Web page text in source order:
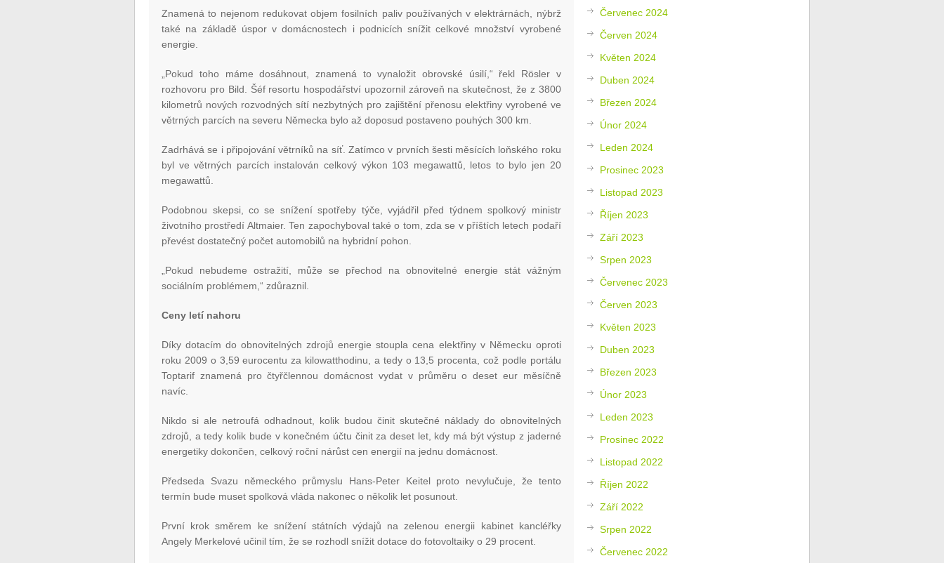
Znamená to nejenom redukovat objem fosilních paliv používaných v elektrárnách, nýbrž
také na základě úspor v domácnostech i podnicích snížit celkové množství vyrobené
energie.
„Pokud toho máme dosáhnout, znamená to vynaložit obrovské úsilí,“ řekl Rösler v
rozhovoru pro Bild. Šéf resortu hospodářství upozornil zároveň na skutečnost, že z 3800
kilometrů nových rozvodných sítí nezbytných pro zajištění přenosu elektřiny vyrobené ve
větrných parcích na severu Německa bylo až doposud postaveno pouhých 300 km.
Zadrhává se i připojování větrníků na síť. Zatímco v prvních šesti měsících loňského roku
byl ve větrných parcích instalován celkový výkon 103 megawattů, letos to bylo jen 20
megawattů.
Podobnou skepsi, co se snížení spotřeby týče, vyjádřil před týdnem spolkový ministr
životního prostředí Altmaier. Ten zapochyboval také o tom, zda se v příštích letech podaří
převést dostatečný počet automobilů na hybridní pohon.
„Pokud nebudeme ostražití, může se přechod na obnovitelné energie stát vážným
sociálním problémem,“ zdůraznil.
Ceny letí nahoru
Díky dotacím do obnovitelných zdrojů energie stoupla cena elektřiny v Německu oproti
roku 2009 o 3,59 eurocentu za kilowatthodinu, a tedy o 13,5 procenta, což podle portálu
Toptarif znamená pro čtyřčlennou domácnost vydat v průměru o deset eur měsíčně
navíc.
Nikdo si ale netroufá odhadnout, kolik budou činit skutečné náklady do obnovitelných
zdrojů, a tedy kolik bude v konečném účtu činit za deset let, kdy má být výstup z jaderné
energetiky dokončen, celkový roční nárůst cen energií na jednu domácnost.
Předseda Svazu německého průmyslu Hans-Peter Keitel proto nevylučuje, že tento
termín bude muset spolková vláda nakonec o několik let posunout.
První krok směrem ke snížení státních výdajů na zelenou energii kabinet kancléřky
Angely Merkelové učinil tím, že se rozhodl snížit dotace do fotovoltaiky o 29 procent.
Červenec 2024
Červen 2024
Květen 2024
Duben 2024
Březen 2024
Únor 2024
Leden 2024
Prosinec 2023
Listopad 2023
Říjen 2023
Září 2023
Srpen 2023
Červenec 2023
Červen 2023
Květen 2023
Duben 2023
Březen 2023
Únor 2023
Leden 2023
Prosinec 2022
Listopad 2022
Říjen 2022
Září 2022
Srpen 2022
Červenec 2022